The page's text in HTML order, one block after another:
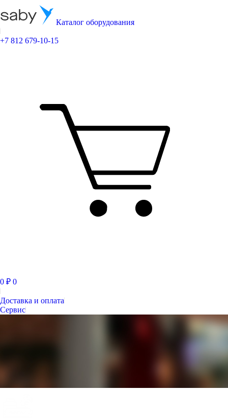
Каталог оборудования
+7 812 679-10-15
0 ₽ 0
Доставка и оплата
Сервис